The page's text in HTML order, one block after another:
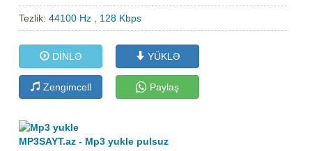
Tezlik:44100 Hz , 128 Kbps
DİNLƏ YÜKLƏ
Zengimcell Paylaş
MP3SAYT.az - Mp3 yukle pulsuz